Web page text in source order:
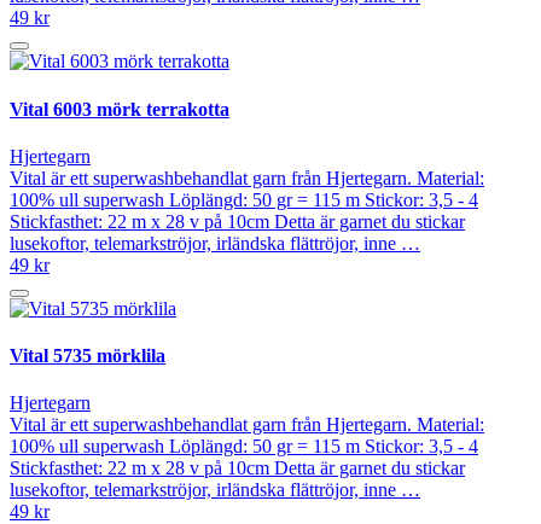
49 kr
Vital 6003 mörk terrakotta
Hjertegarn
Vital är ett superwashbehandlat garn från Hjertegarn. Material:
100% ull superwash Löplängd: 50 gr = 115 m Stickor: 3,5 - 4
Stickfasthet: 22 m x 28 v på 10cm Detta är garnet du stickar
lusekoftor, telemarkströjor, irländska flättröjor, inne …
49 kr
Vital 5735 mörklila
Hjertegarn
Vital är ett superwashbehandlat garn från Hjertegarn. Material:
100% ull superwash Löplängd: 50 gr = 115 m Stickor: 3,5 - 4
Stickfasthet: 22 m x 28 v på 10cm Detta är garnet du stickar
lusekoftor, telemarkströjor, irländska flättröjor, inne …
49 kr